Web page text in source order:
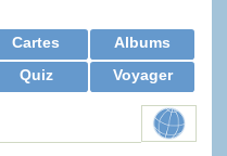
Cartes
Albums
Quiz Voyager